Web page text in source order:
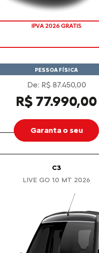
IPVA 2026 GRATIS
PESSOA FÍSICA
De: R$ 87.450,00
R$ 77.990,00
Garanta o seu
C3
LIVE GO 1.0 MT 2026